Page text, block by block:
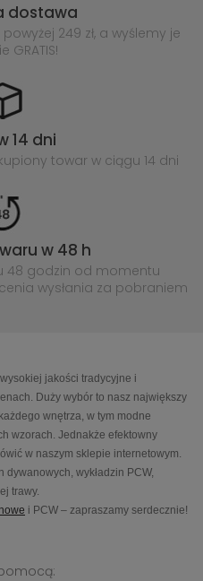
dostawa
249 zł, a wyślemy je
GRATIS!
14 dni
towar w ciągu 14 dni
w 48 h
48 godzin od momentu
wysłania za pobraniem
jakości tradycyjne i
Duży wybór to nasz największy
wnętrza, w tym modne
wzorach. Jednakże efektowny
w naszym sklepie internetowym.
dywanowych, wykładzin PCW,
trawy.
i PCW – zapraszamy serdecznie!